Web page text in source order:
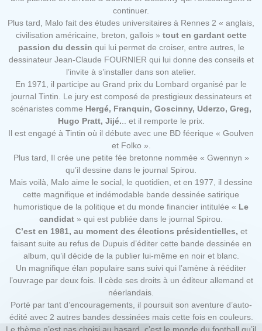
continuer.
Plus tard, Malo fait des études universitaires à Rennes 2 « anglais,
civilisation américaine, breton, gallois » tout en gardant cette
passion du dessin qui lui permet de croiser, entre autres, le
dessinateur Jean-Claude FOURNIER qui lui donne des conseils et
l’invite à s’installer dans son atelier.
En 1971, il participe au Grand prix du Lombard organisé par le
journal Tintin. Le jury est composé de prestigieux dessinateurs et
scénaristes comme Hergé, Franquin, Goscinny, Uderzo, Greg,
Hugo Pratt, Jijé. .. et il remporte le prix.
Il est engagé à Tintin où il débute avec une BD féerique « Goulven
et Folko ».
Plus tard, Il crée une petite fée bretonne nommée « Gwennyn »
qu’il dessine dans le journal Spirou.
Mais voilà, Malo aime le social, le quotidien, et en 1977, il dessine
cette magnifique et indémodable bande dessinée satirique
humoristique de la politique et du monde financier intitulée « Le
candidat » qui est publiée dans le journal Spirou.
C’est en 1981, au moment des élections présidentielles, et
faisant suite au refus de Dupuis d’éditer cette bande dessinée en
album, qu’il décide de la publier lui-même en noir et blanc.
Un magnifique élan populaire sans suivi qui l’amène à rééditer
l’ouvrage par deux fois. Il cède ses droits à un éditeur allemand et
néerlandais.
Porté par tant d’encouragements, il poursuit son aventure d’auto-
édité avec 2 autres bandes dessinées mais cette fois en couleurs.